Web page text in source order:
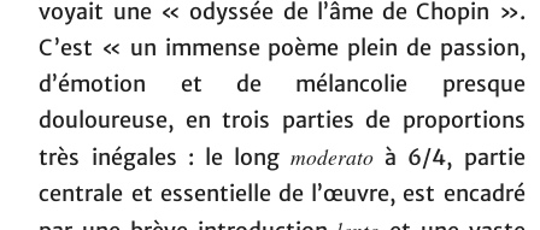
voyait une « odyssée de l’âme de Chopin ».
C’est « un immense poème plein de passion,
d’émotion et de mélancolie presque
douloureuse, en trois parties de proportions
très inégales : le longmoderato à 6/4, partie
centrale et essentielle de l’œuvre, est encadré